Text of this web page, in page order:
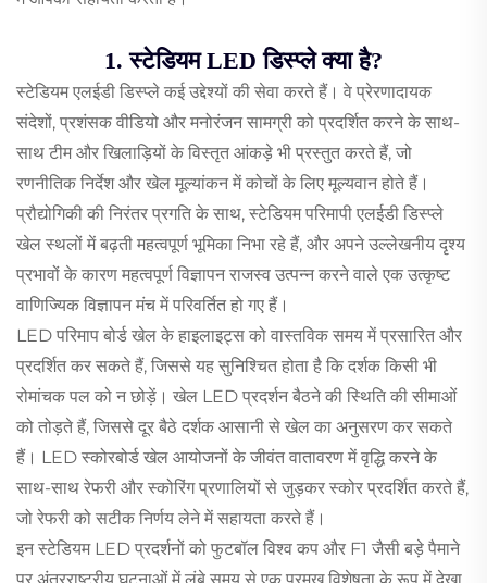
1. स्टेडियम LED डिस्प्ले क्या है?
स्टेडियम एलईडी डिस्प्ले कई उद्देश्यों की सेवा करते हैं। वे प्रेरणादायक
संदेशों, प्रशंसक वीडियो और मनोरंजन सामग्री को प्रदर्शित करने के साथ-
साथ टीम और खिलाड़ियों के विस्तृत आंकड़े भी प्रस्तुत करते हैं, जो
रणनीतिक निर्देश और खेल मूल्यांकन में कोचों के लिए मूल्यवान होते हैं।
प्रौद्योगिकी की निरंतर प्रगति के साथ, स्टेडियम परिमापी एलईडी डिस्प्ले
खेल स्थलों में बढ़ती महत्वपूर्ण भूमिका निभा रहे हैं, और अपने उल्लेखनीय दृश्य
प्रभावों के कारण महत्वपूर्ण विज्ञापन राजस्व उत्पन्न करने वाले एक उत्कृष्ट
वाणिज्यिक विज्ञापन मंच में परिवर्तित हो गए हैं।
LED परिमाप बोर्ड खेल के हाइलाइट्स को वास्तविक समय में प्रसारित और
प्रदर्शित कर सकते हैं, जिससे यह सुनिश्चित होता है कि दर्शक किसी भी
रोमांचक पल को न छोड़ें। खेल LED प्रदर्शन बैठने की स्थिति की सीमाओं
को तोड़ते हैं, जिससे दूर बैठे दर्शक आसानी से खेल का अनुसरण कर सकते
हैं। LED स्कोरबोर्ड खेल आयोजनों के जीवंत वातावरण में वृद्धि करने के
साथ-साथ रेफरी और स्कोरिंग प्रणालियों से जुड़कर स्कोर प्रदर्शित करते हैं,
जो रेफरी को सटीक निर्णय लेने में सहायता करते हैं।
इन स्टेडियम LED प्रदर्शनों को फुटबॉल विश्व कप और F1 जैसी बड़े पैमाने